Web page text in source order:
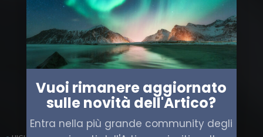
Vuoi rimanere aggiornato
sulle novità dell'Artico?
Entra nella più grande community degli